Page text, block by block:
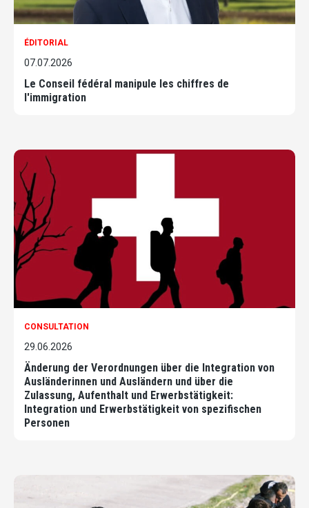
ÉDITORIAL
07.07.2026
Le Conseil fédéral manipule les chiffres de
l'immigration
CONSULTATION
29.06.2026
Änderung der Verordnungen über die Integration von
Ausländerinnen und Ausländern und über die
Zulassung, Aufenthalt und Erwerbstätigkeit:
Integration und Erwerbstätigkeit von spezifischen
Personen